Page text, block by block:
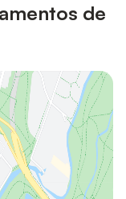
de